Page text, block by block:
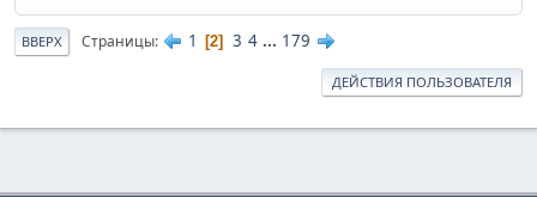
ВВЕРХ Страницы 1 2 3 4 ... 179
ДЕЙСТВИЯ ПОЛЬЗОВАТЕЛЯ